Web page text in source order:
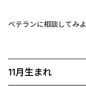
ベテランに相談してみ
11月生まれ